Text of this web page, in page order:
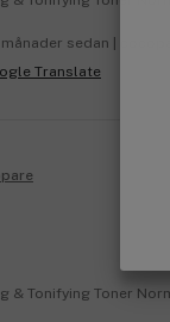
sedan |
& Tonifying Toner